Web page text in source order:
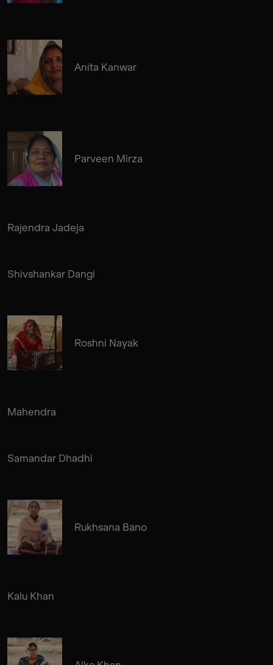
Anita Kanwar
Parveen Mirza
Rajendra Jadeja
Shivshankar Dangi
Roshni Nayak
Mahendra
Samandar Dhadhi
Rukhsana Bano
Kalu Khan